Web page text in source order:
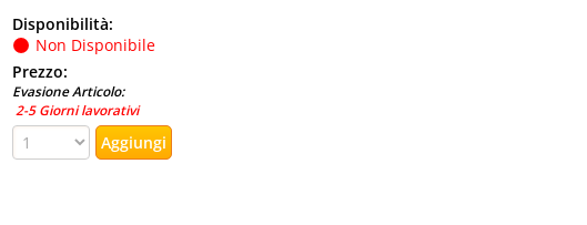
Disponibilità:
Non Disponibile
Prezzo:
Evasione Articolo:
2-5 Giorni lavorativi